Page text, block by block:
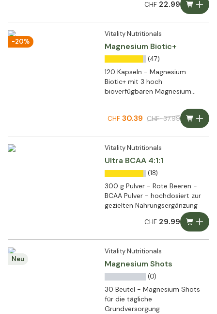
CHF22.99
-20%
Vitality Nutritionals
Magnesium Biotic+
(47)
120 Kapseln - Magnesium
Biotic+ mit 3 hoch
bioverfügbaren Magnesium
CHF30.39 CHF 37.99
Vitality Nutritionals
Ultra BCAA 4:1:1
(18)
300 g Pulver - Rote Beeren -
BCAA Pulver - hochdosiert zur
gezielten Nahrungsergänzung
CHF29.99
Neu
Vitality Nutritionals
Magnesium Shots
(0)
30 Beutel - Magnesium Shots
für die tägliche
Grundversorgung